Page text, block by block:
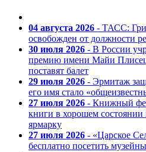
04 августа 2026 - ТАСС:
освобожден от должности
30 июля 2026 - В России
премию имени Майи
поставят балет
29 июля 2026 - Эрмитаж
его имя стало
27 июля 2026 - Книжный
книги в хорошем состоянии
ярмарку
27 июля 2026 - «Царское
бесплатно посетить